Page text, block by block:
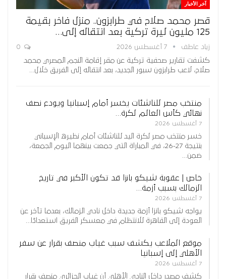
آخر الأخبار
قصر محمد صلاح في طرابزون.. منزل فاخر بقيمة
125 مليون ليرة تركية بعد انتقاله إلى…
زياد عاطف 7 أغسطس 2026
كشفت تقارير صحفية تركية عن مقر إقامة النجم المصري محمد
صلاح، لاعب طرابزون سبور الجديد، بعد انتقاله إلى الفريق خلال…
منتخب مصر للناشئات يخسر أمام إسبانيا ويودع نصف
نهائي كأس العالم لكرة…
7 أغسطس 2026
خسر منتخب مصر لكرة اليد للناشئات أمام نظيره الإسباني
بنتيجة 27-26، في المباراة التي جمعت بينهما اليوم الجمعة،
ضمن…
خاص | عقوبة شيكو بانزا قد تكون الأكبر في تاريخ
الزمالك بسبب أزمة…
7 أغسطس 2026
يواجه شيكو بانزا أزمة جديدة داخل نادي الزمالك، بعدما تأخر عن
العودة إلى القاهرة للانتظام في معسكر الفريق استعدادًا…
موقع الملاعب يكشف سبب غياب منصف بقرار عن سفر
الأهلي إلى إسبانيا
7 أغسطس 2026
كشف مصدر داخل النادي الأهلي أن غياب الجزائري منصف بقرار